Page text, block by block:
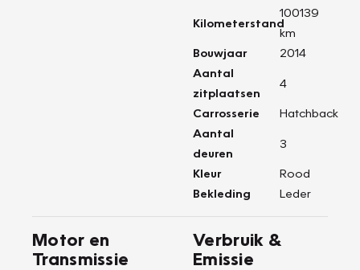
Kilometerstand
100139
km
Bouwjaar
2014
Aantal
zitplaatsen
4
Carrosserie
Hatchback
Aantal
deuren
3
Kleur
Rood
Bekleding
Leder
Motor en
Transmissie
Verbruik &
Emissie